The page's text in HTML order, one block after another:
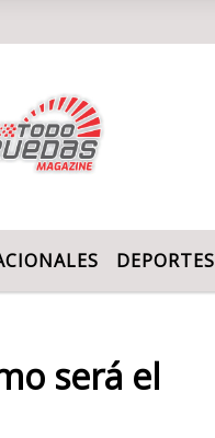
DEPORTES
será el